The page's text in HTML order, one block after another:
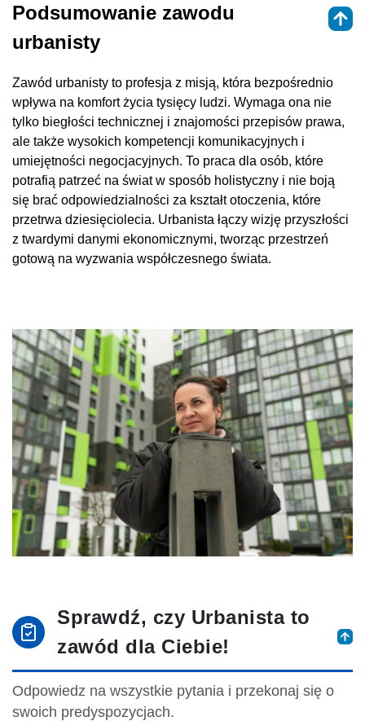
Podsumowanie zawodu
urbanisty
Zawód urbanisty to profesja z misją, która bezpośrednio
wpływa na komfort życia tysięcy ludzi. Wymaga ona nie
tylko biegłości technicznej i znajomości przepisów prawa,
ale także wysokich kompetencji komunikacyjnych i
umiejętności negocjacyjnych. To praca dla osób, które
potrafią patrzeć na świat w sposób holistyczny i nie boją
się brać odpowiedzialności za kształt otoczenia, które
przetrwa dziesięciolecia. Urbanista łączy wizję przyszłości
z twardymi danymi ekonomicznymi, tworząc przestrzeń
gotową na wyzwania współczesnego świata.
Sprawdź, czy Urbanista to
zawód dla Ciebie!
Odpowiedz na wszystkie pytania i przekonaj się o
swoich predyspozycjach.